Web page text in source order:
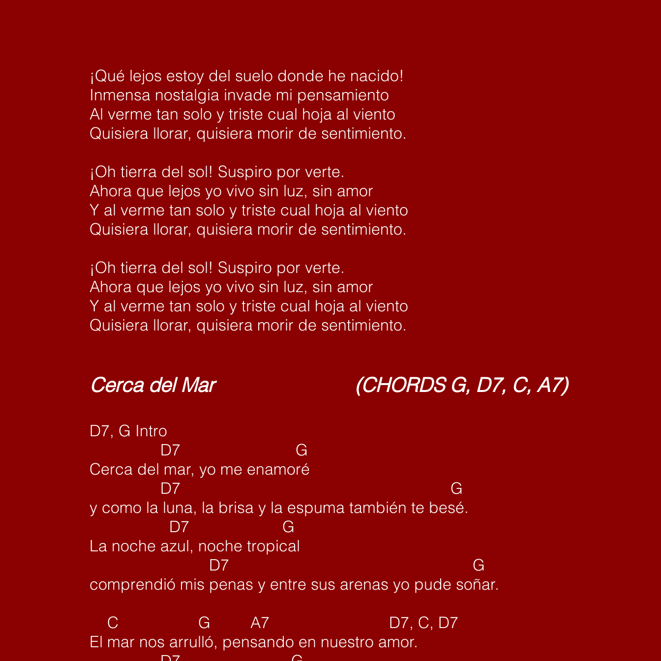
¡Qué lejos estoy del suelo donde he nacido!
Inmensa nostalgia invade mi pensamiento
Al verme tan solo y triste cual hoja al viento
Quisiera llorar, quisiera morir de sentimiento.
¡Oh tierra del sol! Suspiro por verte.
Ahora que lejos yo vivo sin luz, sin amor
Y al verme tan solo y triste cual hoja al viento
Quisiera llorar, quisiera morir de sentimiento.
¡Oh tierra del sol! Suspiro por verte.
Ahora que lejos yo vivo sin luz, sin amor
Y al verme tan solo y triste cual hoja al viento
Quisiera llorar, quisiera morir de sentimiento.
Cerca del Mar (CHORDS G, D7, C, A7)
D7, G Intro
D7 G
Cerca del mar, yo me enamoré
D7 G
y como la luna, la brisa y la espuma también te besé.
D7 G
La noche azul, noche tropical
D7 G
comprendió mis penas y entre sus arenas yo pude soñar.
C G A7 D7, C, D7
El mar nos arrulló, pensando en nuestro amor.